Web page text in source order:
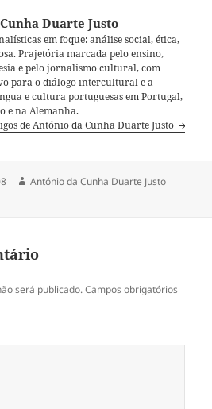
Duarte Justo
em foque: análise social, ética,
Prajetória marcada pelo ensino,
e pelo jornalismo cultural, com
para o diálogo intercultural e a
e cultura portuguesas em Portugal,
e na Alemanha.
de António da Cunha Duarte Justo
Autor
António da Cunha Duarte Justo
será publicado. Campos obrigatórios